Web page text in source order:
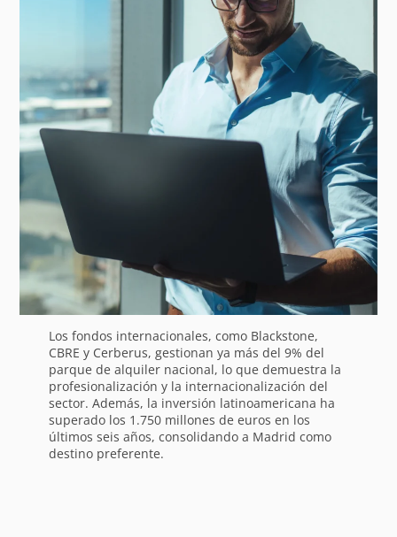
Los fondos internacionales, como Blackstone,
CBRE y Cerberus, gestionan ya más del 9% del
parque de alquiler nacional, lo que demuestra la
profesionalización y la internacionalización del
sector. Además, la inversión latinoamericana ha
superado los 1.750 millones de euros en los
últimos seis años, consolidando a Madrid como
destino preferente.